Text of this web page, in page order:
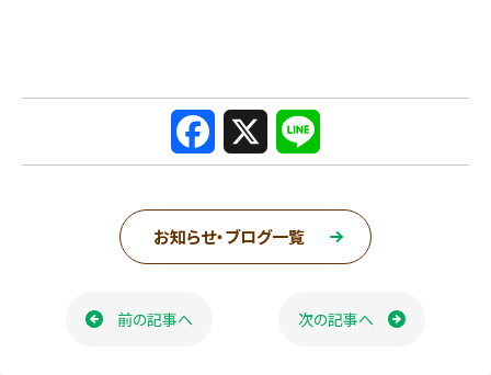
F
c
e
b
L
n
e
お知らせ・ブログ一覧
前の記事へ 次の記事へ